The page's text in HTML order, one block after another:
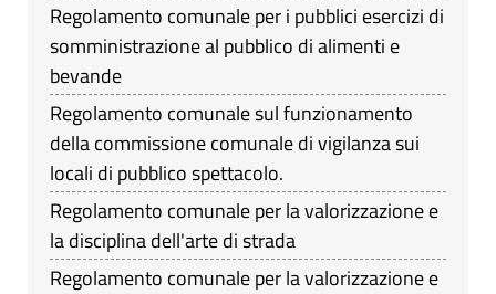
Regolamento comunale per i pubblici esercizi di
somministrazione al pubblico di alimenti e
bevande
Regolamento comunale sul funzionamento
della commissione comunale di vigilanza sui
locali di pubblico spettacolo.
Regolamento comunale per la valorizzazione e
la disciplina dell'arte di strada
Regolamento comunale per la valorizzazione e